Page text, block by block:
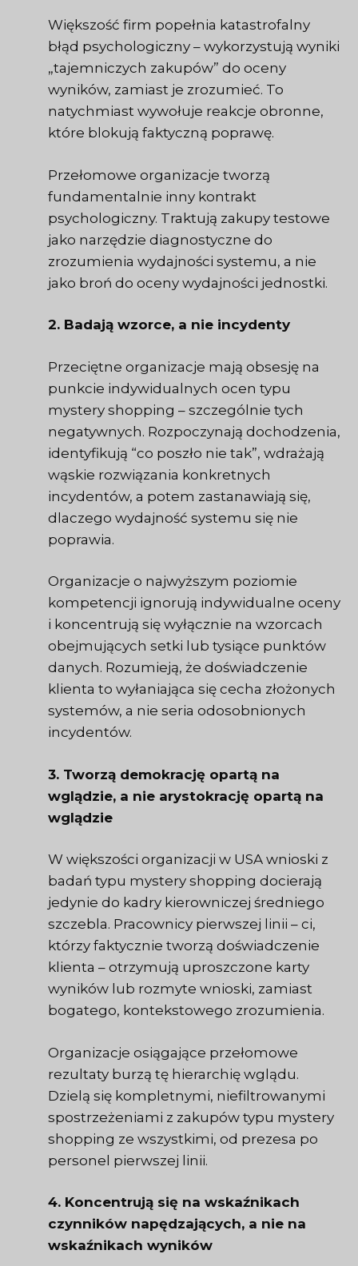
Większość firm popełnia katastrofalny
błąd psychologiczny – wykorzystują wyniki
„tajemniczych zakupów” do oceny
wyników, zamiast je zrozumieć. To
natychmiast wywołuje reakcje obronne,
które blokują faktyczną poprawę.
Przełomowe organizacje tworzą
fundamentalnie inny kontrakt
psychologiczny. Traktują zakupy testowe
jako narzędzie diagnostyczne do
zrozumienia wydajności systemu, a nie
jako broń do oceny wydajności jednostki.
2. Badają wzorce, a nie incydenty
Przeciętne organizacje mają obsesję na
punkcie indywidualnych ocen typu
mystery shopping – szczególnie tych
negatywnych. Rozpoczynają dochodzenia,
identyfikują “co poszło nie tak”, wdrażają
wąskie rozwiązania konkretnych
incydentów, a potem zastanawiają się,
dlaczego wydajność systemu się nie
poprawia.
Organizacje o najwyższym poziomie
kompetencji ignorują indywidualne oceny
i koncentrują się wyłącznie na wzorcach
obejmujących setki lub tysiące punktów
danych. Rozumieją, że doświadczenie
klienta to wyłaniająca się cecha złożonych
systemów, a nie seria odosobnionych
incydentów.
3. Tworzą demokrację opartą na
wglądzie, a nie arystokrację opartą na
wglądzie
W większości organizacji w USA wnioski z
badań typu mystery shopping docierają
jedynie do kadry kierowniczej średniego
szczebla. Pracownicy pierwszej linii – ci,
którzy faktycznie tworzą doświadczenie
klienta – otrzymują uproszczone karty
wyników lub rozmyte wnioski, zamiast
bogatego, kontekstowego zrozumienia.
Organizacje osiągające przełomowe
rezultaty burzą tę hierarchię wglądu.
Dzielą się kompletnymi, niefiltrowanymi
spostrzeżeniami z zakupów typu mystery
shopping ze wszystkimi, od prezesa po
personel pierwszej linii.
4. Koncentrują się na wskaźnikach
czynników napędzających, a nie na
wskaźnikach wyników